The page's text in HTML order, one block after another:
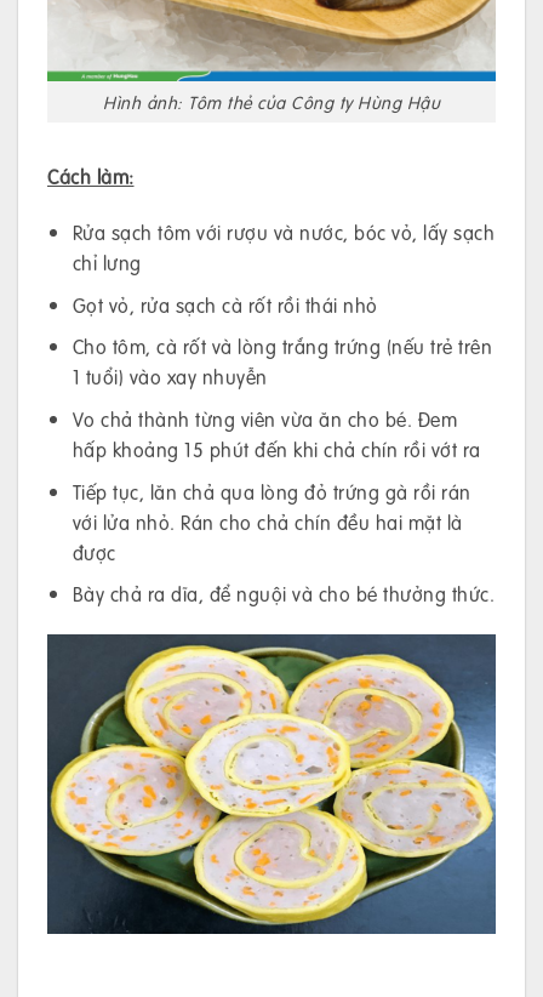
Hình ảnh: Tôm thẻ của Công ty Hùng Hậu
Cách làm:
Rửa sạch tôm với rượu và nước, bóc vỏ, lấy sạch
chỉ lưng
Gọt vỏ, rửa sạch cà rốt rồi thái nhỏ
Cho tôm, cà rốt và lòng trắng trứng (nếu trẻ trên
1 tuổi) vào xay nhuyễn
Vo chả thành từng viên vừa ăn cho bé. Đem
hấp khoảng 15 phút đến khi chả chín rồi vớt ra
Tiếp tục, lăn chả qua lòng đỏ trứng gà rồi rán
với lửa nhỏ. Rán cho chả chín đều hai mặt là
được
Bày chả ra dĩa, để nguội và cho bé thưởng thức.